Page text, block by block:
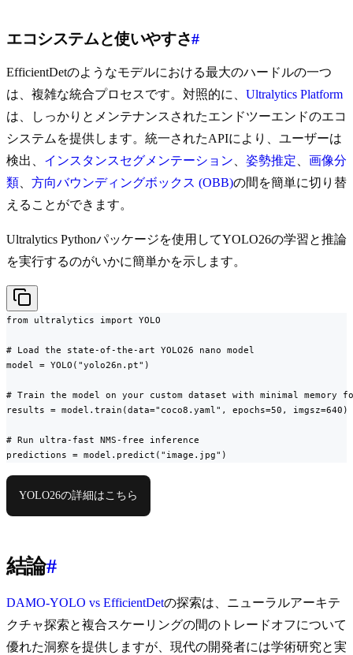
エコシステムと使いやすさ#
EfficientDetのようなモデルにおける最大のハードルの一つ
は、複雑な統合プロセスです。対照的に、 Ultralytics Platform
は、しっかりとメンテナンスされたエンドツーエンドのエコ
システムを提供します。統一されたAPIにより、ユーザーは
検出、 インスタンスセグメンテーション 姿勢推定
画像分
類
方向バウンディングボックス (OBB)の間を簡単に切り替
えることができます。
Ultralytics Pythonパッケージを使用してYOLO26の学習と推論
を実行するのがいかに簡単かを示します。
from ultralytics import YOLO
# Load the state-of-the-art YOLO26 nano model
model = YOLO("yolo26n.pt")
# Train the model on your custom dataset with minimal memory
results = model.train(data="coco8.yaml", epochs=50, imgsz=640)
# Run ultra-fast NMS-free inference
predictions = model.predict("image.jpg")
YOLO26の詳細はこちら
結論#
DAMO-YOLO vs EfficientDetの探索は、ニューラルアーキテ
クチャ探索と複合スケーリングの間のトレードオフについて
優れた洞察を提供しますが、現代の開発者には学術研究と実